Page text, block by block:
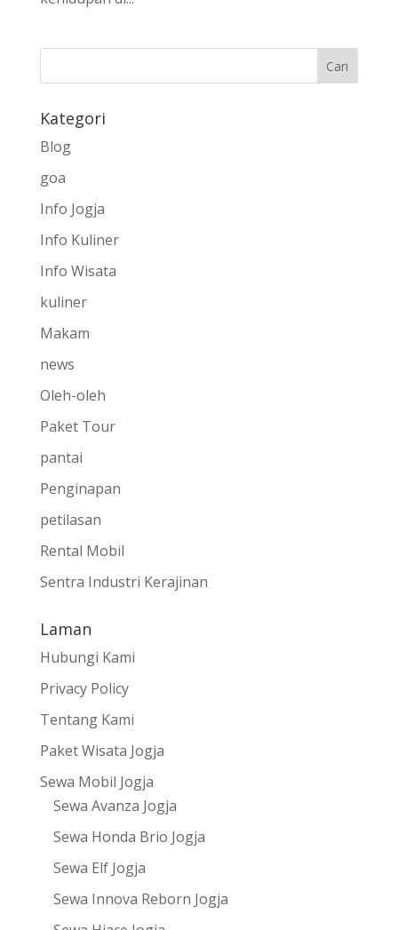
Kategori
Blog
goa
Info Jogja
Info Kuliner
Info Wisata
kuliner
Makam
news
Oleh-oleh
Paket Tour
pantai
Penginapan
petilasan
Rental Mobil
Sentra Industri Kerajinan
Laman
Hubungi Kami
Privacy Policy
Tentang Kami
Paket Wisata Jogja
Sewa Mobil Jogja
Sewa Avanza Jogja
Sewa Honda Brio Jogja
Sewa Elf Jogja
Sewa Innova Reborn Jogja